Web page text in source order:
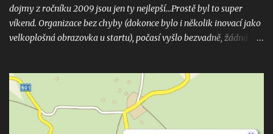
dojmy z ročníku 2009 jsou jen ty nejlepší...Prostě byl to super
víkend. Organizace bez chyby (dokonce bylo i několik inovací jako
velkoplošná obrazovka u startu), počasí vyšlo bezvadně, žádná
email 300zatacek@gmail.com a podělte se s ostatními, budou
uveřejněny na těchto stránkých. Dík. A jak se líbily Zatáčky vám?
Pište do komentářů...